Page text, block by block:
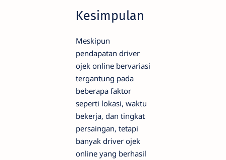
Kesimpulan
Meskipun
pendapatan driver
ojek online bervariasi
tergantung pada
beberapa faktor
seperti lokasi, waktu
bekerja, dan tingkat
persaingan, tetapi
banyak driver ojek
online yang berhasil